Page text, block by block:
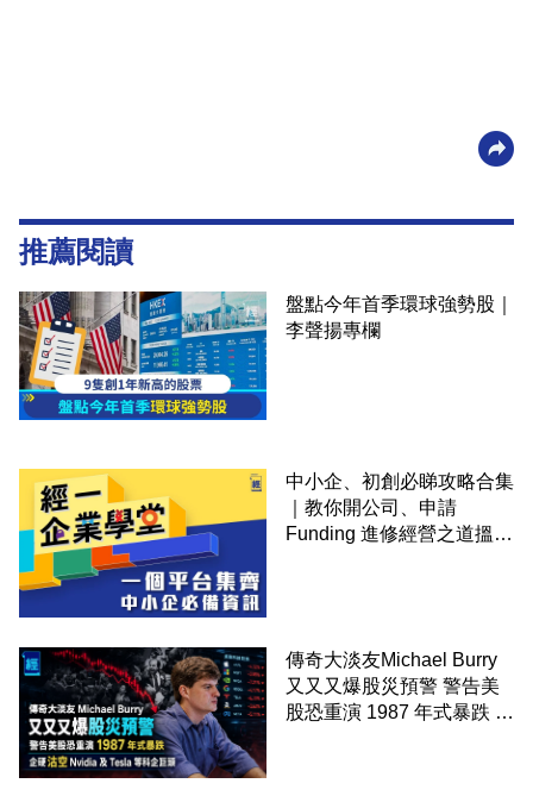
推薦閱讀
盤點今年首季環球強勢股｜
李聲揚專欄
中小企、初創必睇攻略合集
｜教你開公司、申請
Funding 進修經營之道搵大
傳奇大淡友Michael Burry
又又又爆股災預警 警告美
股恐重演 1987 年式暴跌 企